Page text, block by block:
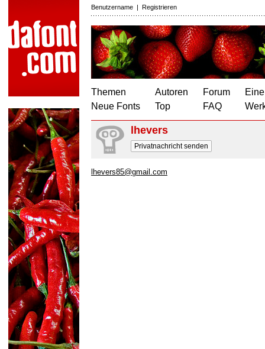
Benutzername | Registrieren
Themen
Neue Fonts
Autoren
Top
Forum
FAQ
lhevers
Privatnachricht senden
lhevers85@gmail.com